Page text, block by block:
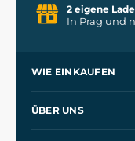
2 eigene
In Prag und
WIE EINKAUFEN
ÜBER UNS